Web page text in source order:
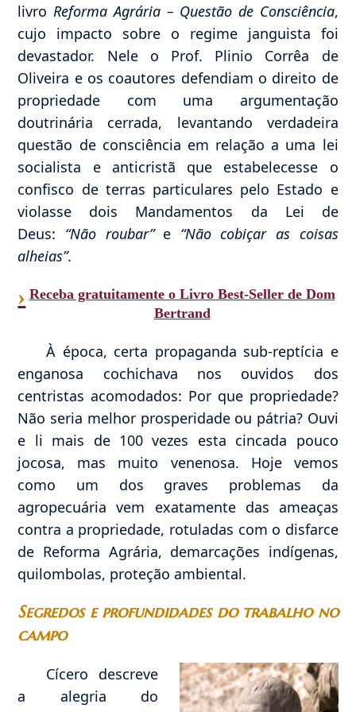
livroReforma Agrária – Questão de Consciência,
cujo impacto sobre o regime janguista foi
devastador. Nele o Prof. Plinio Corrêa de
Oliveira e os coautores defendiam o direito de
propriedade com uma argumentação
doutrinária cerrada, levantando verdadeira
questão de consciência em relação a uma lei
socialista e anticristã que estabelecesse o
confisco de terras particulares pelo Estado e
violasse dois Mandamentos da Lei de
Deus: “Não roubar” e “Não cobiçar as coisas
alheias”.
› Receba gratuitamente o Livro Best-Seller de Dom
Bertrand
À época, certa propaganda sub-reptícia e
enganosa cochichava nos ouvidos dos
centristas acomodados: Por que propriedade?
Não seria melhor prosperidade ou pátria? Ouvi
e li mais de 100 vezes esta cincada pouco
jocosa, mas muito venenosa. Hoje vemos
como um dos graves problemas da
agropecuária vem exatamente das ameaças
contra a propriedade, rotuladas com o disfarce
de Reforma Agrária, demarcações indígenas,
quilombolas, proteção ambiental.
Segredos e profundidades do trabalho no
campo
Cícero descreve
a alegria do